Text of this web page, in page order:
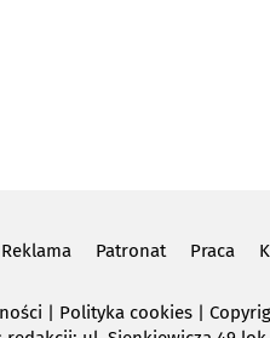
Reklama Patronat Praca
| Polityka cookies